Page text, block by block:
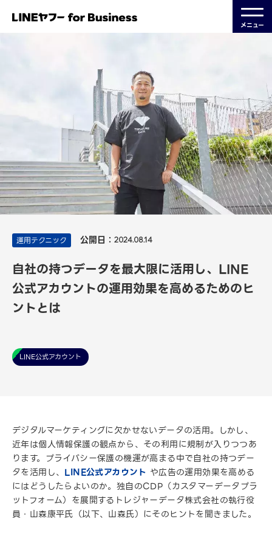
メニュー
運用テクニック 公開日： 2024.08.14
自社の持つデータを最大限に活用し、LINE
公式アカウントの運用効果を高めるためのヒ
ントとは
LINE公式アカウント
デジタルマーケティングに欠かせないデータの活用。しかし、
近年は個人情報保護の観点から、その利用に規制が入りつつあ
ります。プライバシー保護の機運が高まる中で自社の持つデー
タを活用し、 LINE公式アカウント や広告の運用効果を高める
にはどうしたらよいのか。独自のCDP（カスタマーデータプラ
ットフォーム）を展開するトレジャーデータ株式会社の執行役
員・山森康平氏（以下、山森氏）にそのヒントを聞きました。